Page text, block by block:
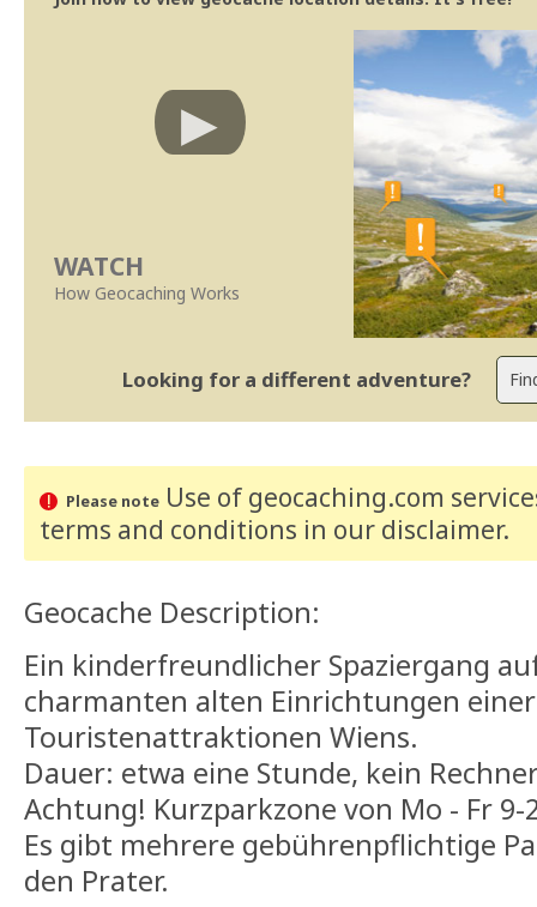
WATCH
How Geocaching Works
Looking for a different adventure?
Please noteUse of geocaching.com
terms and conditions in our disclaimer.
Geocache Description:
Ein kinderfreundlicher Spaziergang
charmanten alten Einrichtungen
Touristenattraktionen Wiens.
Dauer: etwa eine Stunde, kein
Achtung! Kurzparkzone von Mo - Fr 9-
Es gibt mehrere gebührenpflichtige
den Prater.